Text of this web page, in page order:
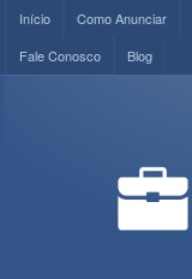
Início Como Anunciar
Fale Conosco
Blog